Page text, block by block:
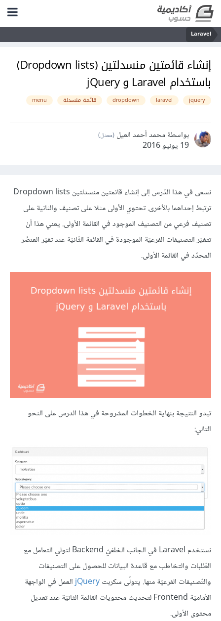
Laravel
إنشاء قائمتين منسدلتين (Dropdown lists)
باستخدام Laravel و jQuery
jquery
laravel
dropdown قائمة منسدلة menu
بواسطة محمد أحمد العيل (معدل)
19 يونيو 2016
نسعى في هذا الدّرس إلى إنشاء قائمتين منسدلتين Dropdown lists
ترتبط إحداهما بالأخرى. تحتوي الأولى مثلا على تصنيف والثانية على
تصنيف فرعي من التصنيف الموجود في القائمة الأولى. يعني هذا أنْ
تتغيّر التصنيفات الفرعيّة الموجودة في القائمة الثّانيّة عند تغيّر العنصُر
المحدّد في القائمة الأولى.
تبدو النتيجة بنهاية الخطوات المشروحة في هذا الدرس على النحو
التالي:
نستخدم Laravel في الجانب الخلفيّ Backend لتولي التعامل مع
الطّلبات والتخاطب مع قاعدة البيانات للحصول على التصنيفات
والتّصنيفات الفرعيّة منها. يتولّى سكربتjQueryالعمل في الواجهة
الأماميّة Frontend لتحديث محتويات القائمة الثانيّة عند تعديل
محتوى الأولى.